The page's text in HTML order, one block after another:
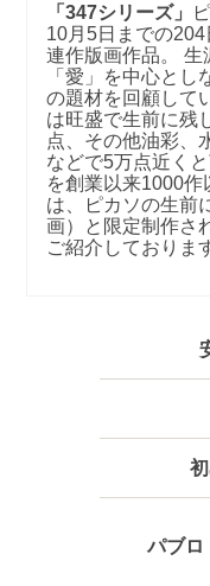
「347シリーズ」
10月5日までの
連作版画作品。
「愛」を中心とし
の題材を回顧して
は旺盛で生前に残
点、その他油彩、
などで5万点近く
を創業以来1000
は、ピカソの生前
画）と限定制作さ
ご紹介しておりま
パブロ